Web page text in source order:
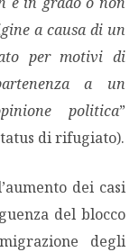
a causa di un
per motivi di
a un
politica”
di rifugiato).
dei casi
del blocco
degli